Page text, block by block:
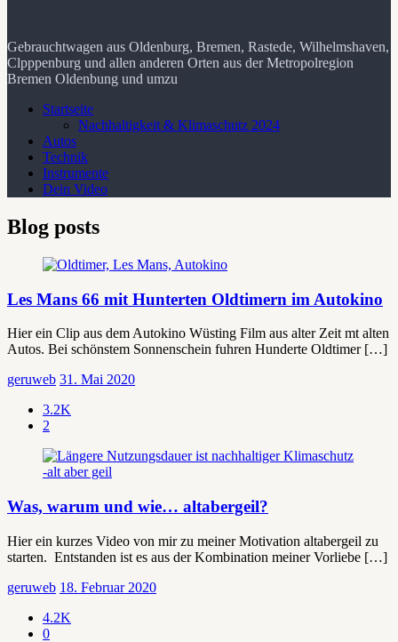
Gebrauchtwagen aus Oldenburg, Bremen, Rastede, Wilhelmshaven,
Clpppenburg und allen anderen Orten aus der Metropolregion
Bremen Oldenbung und umzu
Startseite
Nachhaltigkeit & Klimaschutz 2024
Autos
Technik
Instrumente
Dein Video
Blog posts
Les Mans 66 mit Hunterten Oldtimern im Autokino
Hier ein Clip aus dem Autokino Wüsting Film aus alter Zeit mt alten
Autos. Bei schönstem Sonnenschein fuhren Hunderte Oldtimer […]
geruweb 31. Mai 2020
3.2K
2
Was, warum und wie… altabergeil?
Hier ein kurzes Video von mir zu meiner Motivation altabergeil zu
starten. Entstanden ist es aus der Kombination meiner Vorliebe […]
geruweb 18. Februar 2020
4.2K
0